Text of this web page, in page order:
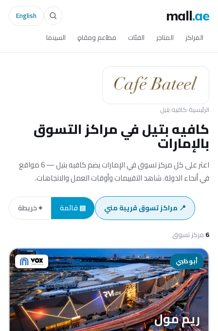
mall.ae
المراكز المتاجر الفئات مطاعم ومقاهٍ السينما
English
الرئيسية›كافيه بتيل
كافيه بتيل في مراكز التسوق
بالإمارات
اعثر على كل مركز تسوق في الإمارات يضم كافيه بتيل — 6 مواقع
في أنحاء الدولة. شاهد التقييمات وأوقات العمل والاتجاهات.
📍 مراكز تسوق قريبة مني ▤ قائمة ⌖ خريطة
6مركز تسوق
أبوظبي
ريم مول